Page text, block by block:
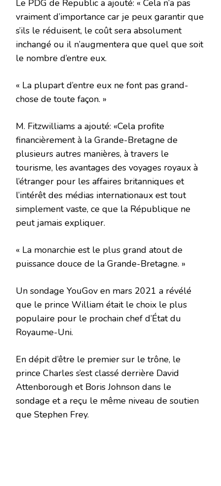
Le PDG de Republic a ajouté: « Cela n’a pas
vraiment d’importance car je peux garantir que
s’ils le réduisent, le coût sera absolument
inchangé ou il n’augmentera que quel que soit
le nombre d’entre eux.
« La plupart d’entre eux ne font pas grand-
chose de toute façon. »
M. Fitzwilliams a ajouté: «Cela profite
financièrement à la Grande-Bretagne de
plusieurs autres manières, à travers le
tourisme, les avantages des voyages royaux à
l’étranger pour les affaires britanniques et
l’intérêt des médias internationaux est tout
simplement vaste, ce que la République ne
peut jamais expliquer.
« La monarchie est le plus grand atout de
puissance douce de la Grande-Bretagne. »
Un sondage YouGov en mars 2021 a révélé
que le prince William était le choix le plus
populaire pour le prochain chef d’État du
Royaume-Uni.
En dépit d’être le premier sur le trône, le
prince Charles s’est classé derrière David
Attenborough et Boris Johnson dans le
sondage et a reçu le même niveau de soutien
que Stephen Frey.